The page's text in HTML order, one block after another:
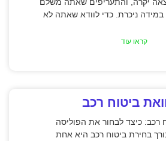
במידה ניכרת. כדי לוודא שאתה לא
קראו עוד
ביטוח רכב
רכב: כיצד לבחור את הפוליסה
בחירת ביטוח רכב היא אחת